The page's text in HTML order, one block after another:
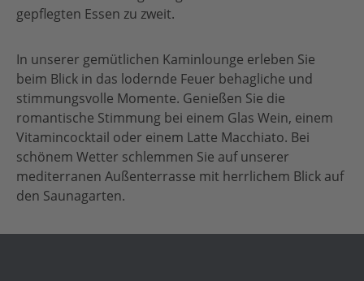
gepflegten Essen zu zweit.
In unserer gemütlichen Kaminlounge erleben Sie
beim Blick in das lodernde Feuer behagliche und
stimmungsvolle Momente. Genießen Sie die
romantische Stimmung bei einem Glas Wein, einem
Vitamincocktail oder einem Latte Macchiato. Bei
schönem Wetter schlemmen Sie auf unserer
mediterranen Außenterrasse mit herrlichem Blick auf
den Saunagarten.